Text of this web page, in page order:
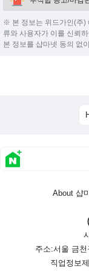
※ 본 정보는 위드가인(주)
류와 사용자가 이를 신뢰
본 정보를 샵마넷 동의 없
About 샵
주소:서울 금
직업정보